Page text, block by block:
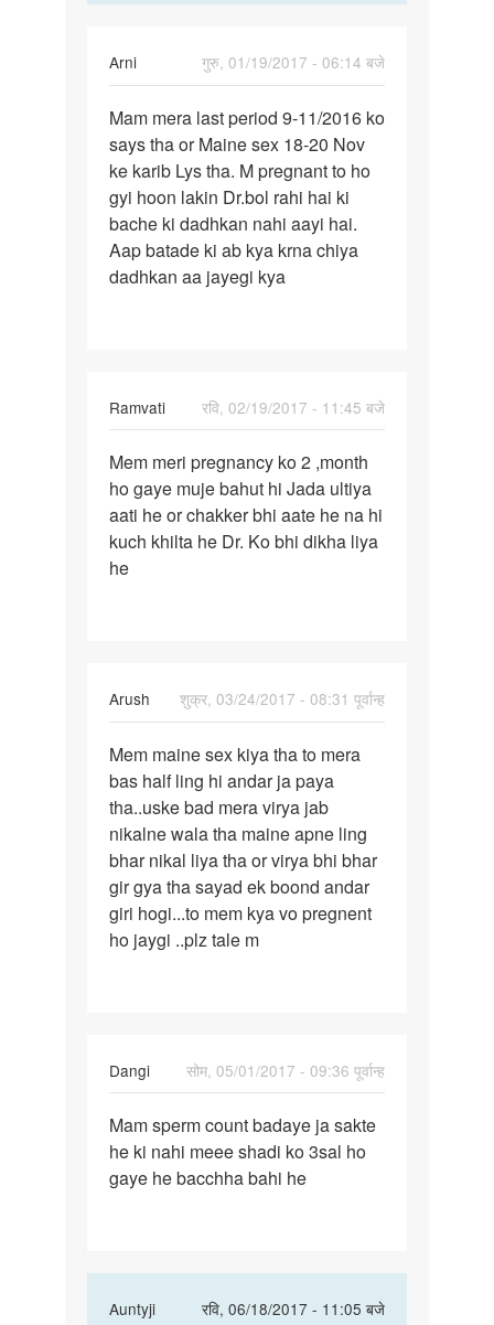
devi
Arni
गुरु, 01/19/2017 - 06:14 बजे
Mam
mera
last
period
9-
11
Mam mera last period 9-11/2016 ko
says tha or Maine sex 18-20 Nov
ke karib Lys tha. M pregnant to ho
gyi hoon lakin Dr.bol rahi hai ki
bache ki dadhkan nahi aayi hai.
Aap batade ki ab kya krna chiya
dadhkan aa jayegi kya
Ramvati
रवि, 02/19/2017 - 11:45 बजे
Mem
meri
pregnancy
ko
2
Mem meri pregnancy ko 2 ,month
ho gaye muje bahut hi Jada ultiya
aati he or chakker bhi aate he na hi
kuch khilta he Dr. Ko bhi dikha liya
he
Arush
शुक्र, 03/24/2017 - 08:31 पूर्वान्ह
Mem
maine
sex
kiya
tha
to
Mem maine sex kiya tha to mera
bas half ling hi andar ja paya
tha..uske bad mera virya jab
nikalne wala tha maine apne ling
bhar nikal liya tha or virya bhi bhar
gir gya tha sayad ek boond andar
giri hogi...to mem kya vo pregnent
ho jaygi ..plz tale m
Dangi
सोम, 05/01/2017 - 09:36 पूर्वान्ह
Mam
sperm
count
Mam sperm count badaye ja sakte
he ki nahi meee shadi ko 3sal ho
gaye he bacchha bahi he
Auntyji
रवि, 06/18/2017 - 11:05 बजे
In